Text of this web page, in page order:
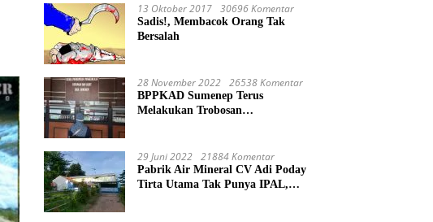
13 Oktober 2017 30696 Komentar
Sadis!, Membacok Orang Tak
Bersalah
28 November 2022 26538 Komentar
BPPKAD Sumenep Terus
Melakukan Trobosan
29 Juni 2022 21884 Komentar
Pabrik Air Mineral CV Adi Poday
Tirta Utama Tak Punya IPAL,